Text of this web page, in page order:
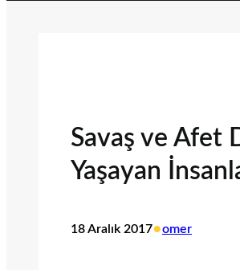
Savaş ve Afet
Yaşayan
18 Aralık 2017•omer